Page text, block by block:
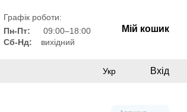
Графік роботи:
Пн-Пт:
09:00–18:00
Сб-Нд:
вихідний
Мій кошик
Укр Вхід